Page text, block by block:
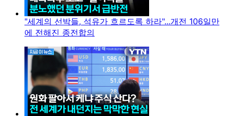
"세계의 선박들, 석유가 흐르도록 하라"...개전 106일만
에 전해진 종전합의